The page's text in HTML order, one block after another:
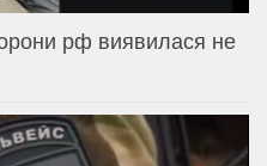
рф виявилася не